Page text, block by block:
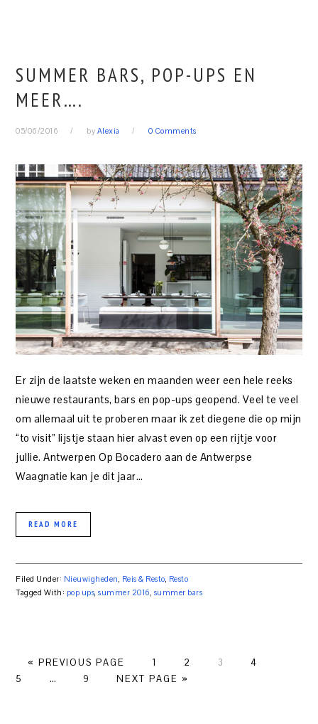
SUMMER BARS, POP-UPS EN
MEER….
05/06/2016 by Alexia 0 Comments
Er zijn de laatste weken en maanden weer een hele reeks
nieuwe restaurants, bars en pop-ups geopend. Veel te veel
om allemaal uit te proberen maar ik zet diegene die op mijn
“to visit” lijstje staan hier alvast even op een rijtje voor
jullie. Antwerpen Op Bocadero aan de Antwerpse
Waagnatie kan je dit jaar…
READ MORE
Filed Under: Nieuwigheden, Reis & Resto, Resto
Tagged With: pop ups,summer 2016, summer bars
« PREVIOUS PAGE PAGE
1 PAGE
2 PAGE
3 PAGE
4
5
… PAGE
9 NEXT PAGE »